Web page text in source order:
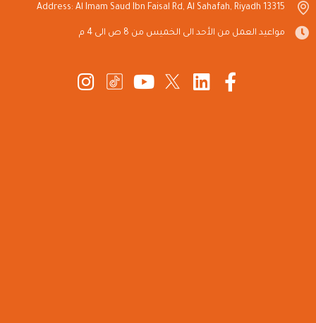
Address: Al Imam Saud Ibn Faisal Rd, Al Sahafah, Riyadh 13315
مواعيد العمل من الأحد الى الخميس من 8 ص الى 4 م